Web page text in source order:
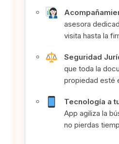
asesora
visita hasta la
Seguridad
que toda la
propiedad esté
Tecnología a
App agiliza la
no pierdas